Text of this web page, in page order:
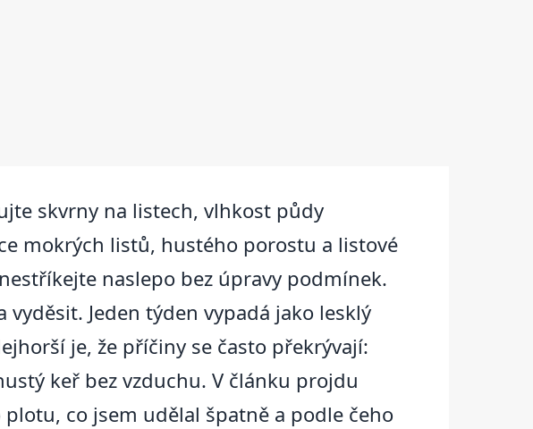
skvrny na listech, vlhkost půdy
mokrých listů, hustého porostu a listové
naslepo bez úpravy podmínek.
Jeden týden vypadá jako lesklý
je, že příčiny se často překrývají:
keř bez vzduchu. V článku projdu
co jsem udělal špatně a podle čeho